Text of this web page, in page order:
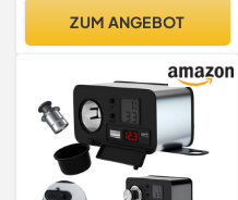
ZUM ANGEBOT